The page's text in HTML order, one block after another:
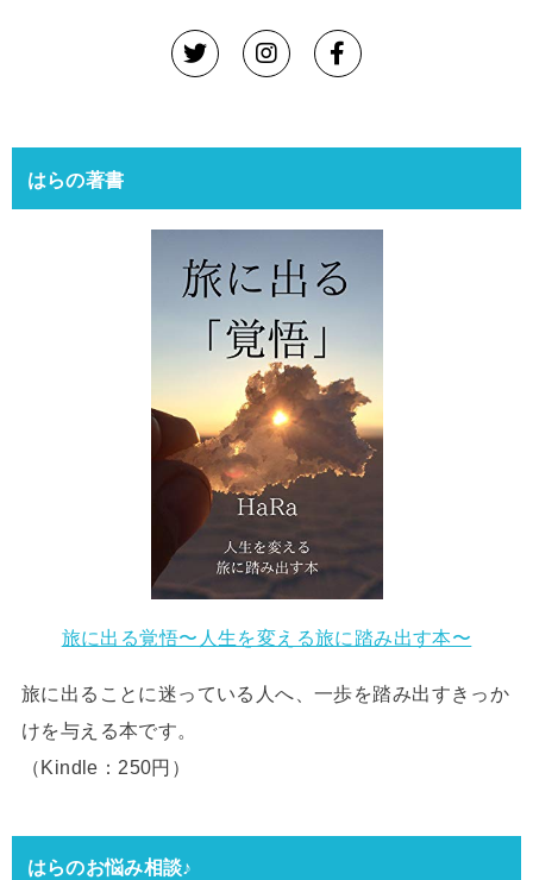
はらの著書
旅に出る覚悟〜人生を変える旅に踏み出す本〜
旅に出ることに迷っている人へ、一歩を踏み出すきっか
けを与える本です。
（Kindle：250円）
はらのお悩み相談♪